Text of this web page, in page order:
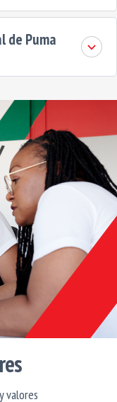
de Puma
valores